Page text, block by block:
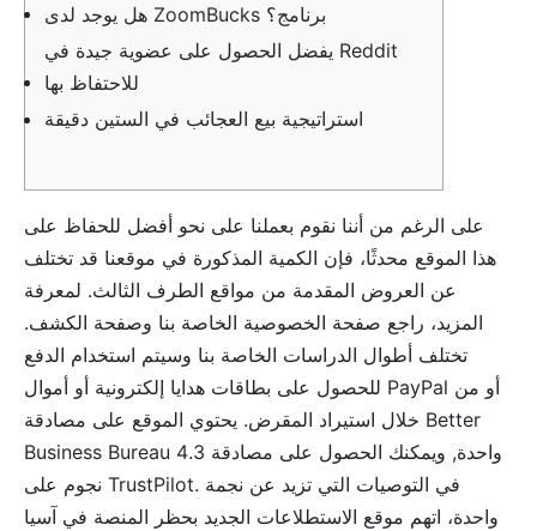
هل يوجد لدى ZoomBucks برنامج؟
يفضل الحصول على عضوية جيدة في Reddit
للاحتفاظ بها
استراتيجية بيع العجائب في الستين دقيقة
على الرغم من أننا نقوم بعملنا على نحو أفضل للحفاظ على
هذا الموقع محدثًا، فإن الكمية المذكورة في موقعنا قد تختلف
عن العروض المقدمة من مواقع الطرف الثالث. لمعرفة
المزيد، راجع صفحة الخصوصية الخاصة بنا وصفحة الكشف.
تختلف أطوال الدراسات الخاصة بنا وسيتم استخدام الدفع
للحصول على بطاقات هدايا إلكترونية أو أموال PayPal أو من
خلال استيراد المقرض. يحتوي الموقع على مصادقة Better
Business Bureau واحدة, ويمكنك الحصول على مصادقة 4.3
نجوم على TrustPilot. في التوصيات التي تزيد عن نجمة
واحدة، اتهم موقع الاستطلاعات الجديد بحظر المنصة في آسيا